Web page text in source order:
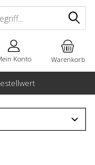
Warenkorb
Konto